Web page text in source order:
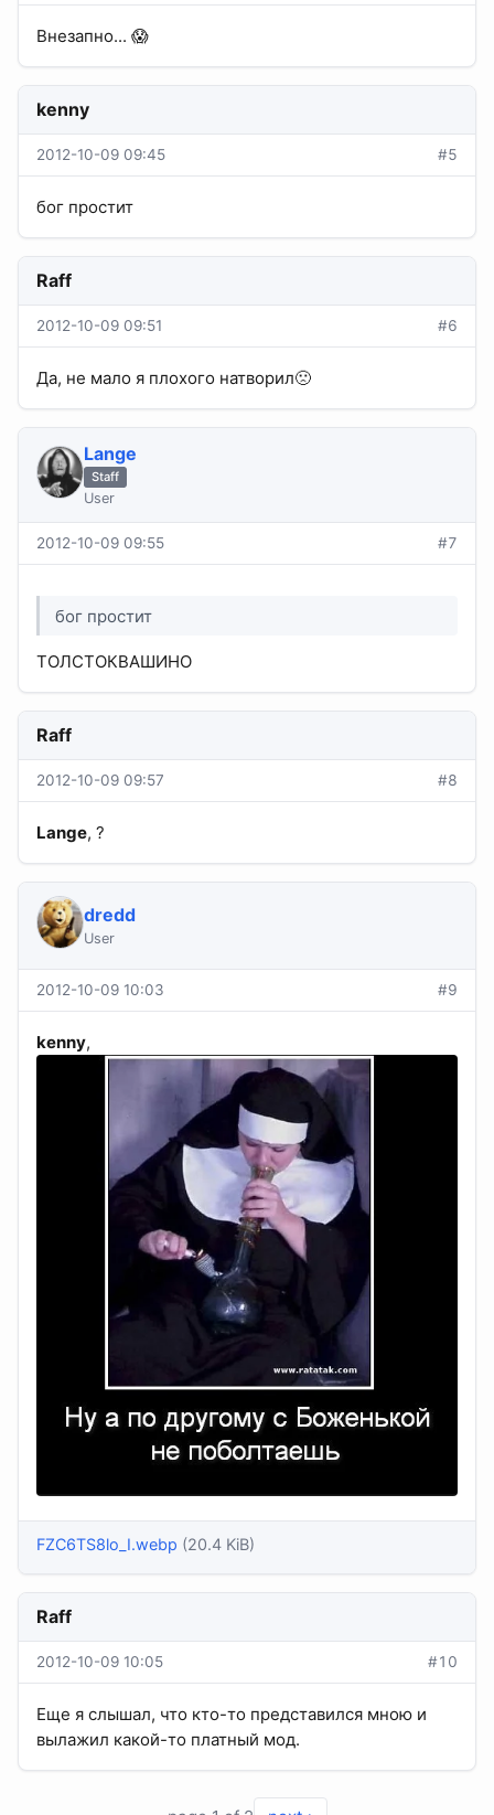
Внезапно... 😱
kenny
2012-10-09 09:45 #5
бог простит
Raff
2012-10-09 09:51 #6
Да, не мало я плохого натворил🙁
Lange
Staff
User
2012-10-09 09:55 #7
бог простит
ТОЛСТОКВАШИНО
Raff
2012-10-09 09:57 #8
Lange, ?
dredd
User
2012-10-09 10:03 #9
kenny,
FZC6TS8lo_I.webp (20.4 KiB)
Raff
2012-10-09 10:05 #10
Еще я слышал, что кто-то представился мною и
вылажил какой-то платный мод.